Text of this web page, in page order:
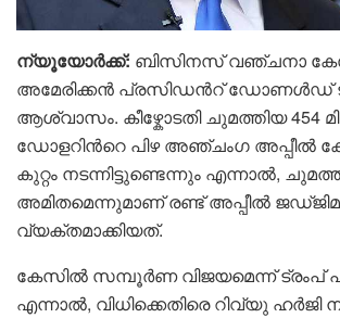
ന്യൂയോര്‍ക്ക്: ബിസിനസ് വഞ്ചനാ
അമേരിക്കൻ പ്രസിഡന്‍റ് ഡോണൾഡ്
ആശ്വാസം. കീഴ്കോടതി ചുമത്തിയ 454
ഡോളറിന്‍റെ പിഴ അഞ്ചംഗ അപ്പീൽ
കുറ്റം നടന്നിട്ടുണ്ടെന്നും എന്നാൽ,
അമിതമെന്നുമാണ് രണ്ട് അപ്പീൽ
വ്യക്തമാക്കിയത്.
കേസിൽ സമ്പൂര്‍ണ വിജയമെന്ന് ട്രംപ്
എന്നാൽ, വിധിക്കെതിരെ റിവ്യു